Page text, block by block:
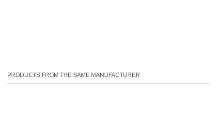
PRODUCTS FROM THE SAME MANUFACTURER